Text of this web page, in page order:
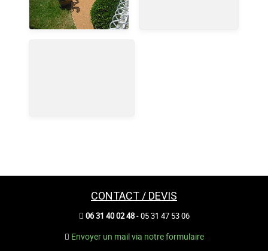
CONTACT / DEVIS
06 31 40 02 48- 05 31 47 53 06
Envoyer un mail via notre formulaire